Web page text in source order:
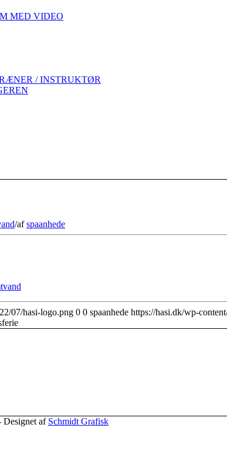
MED VIDEO
/ INSTRUKTØR
/afspaanhede
07/hasi-logo.png 0 0 spaanhede https://hasi.dk/wp-
Designet af Schmidt Grafisk